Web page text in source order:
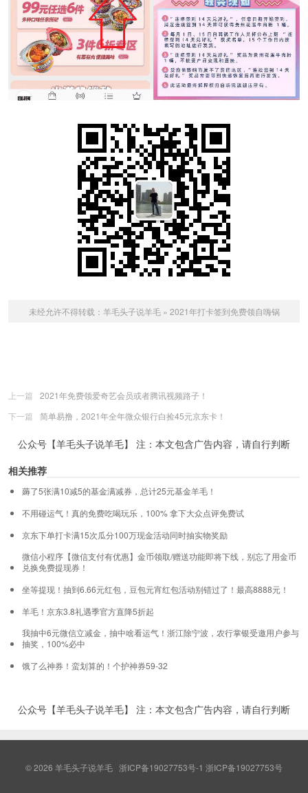
未经允许不得转载： 羊毛头子说羊毛» 2021年打卡签到免费领自嗨锅
上一篇
2021年免费领爱奇艺会员或者腾讯视频路子！
下一篇
简单易撸，2021年全年微众银行白捡45元京东卡！
公众号【羊毛头子说羊毛】 注：本文包含广告内容，请自行判断
相关推荐
薅了5张满10减5的基金满减券，总计25元基金羊毛！
不用碰运气！真的免费吃喝玩乐，100% 拿下大众点评免费试
京东下单打卡满15次瓜分100万现金活动同时抽实物奖励
微信小程序【微信支付有优惠】金币领取/赠送功能即将下线，别忘了用金币
兑换免费提现券！
坐等提现！抽到6.66元红包，豆包元宵红包活动别错过了！最高8888元！
羊毛！京东3.8礼遇季官方直降5折起
我抽中6元微信立减金，抽中啥看运气！浙江除宁波，农行掌银受邀用户参与
抽奖，100%必中
饿了么神券！蛮划算的！个护神券59-32
公众号【羊毛头子说羊毛】 注：本文包含广告内容，请自行判断
© 2026 羊毛头子说羊毛 浙ICP备19027753号-1 浙ICP备19027753号